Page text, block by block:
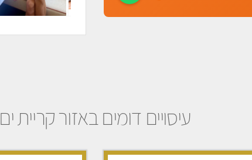
עיסויים דומים באזור קריית ים